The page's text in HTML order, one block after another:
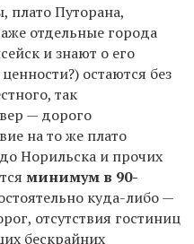
, плато Путорана,
отдельные города
и знают о его
остаются без
так
— дорого
на то же плато
Норильска и прочих
минимум в 90-
куда-либо—
отсутствия гостиниц
бескрайних